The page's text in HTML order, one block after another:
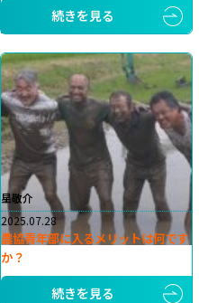
続きを見る
星敬介
2025.07.28
農協青年部に入るメリットは何です
か？
続きを見る